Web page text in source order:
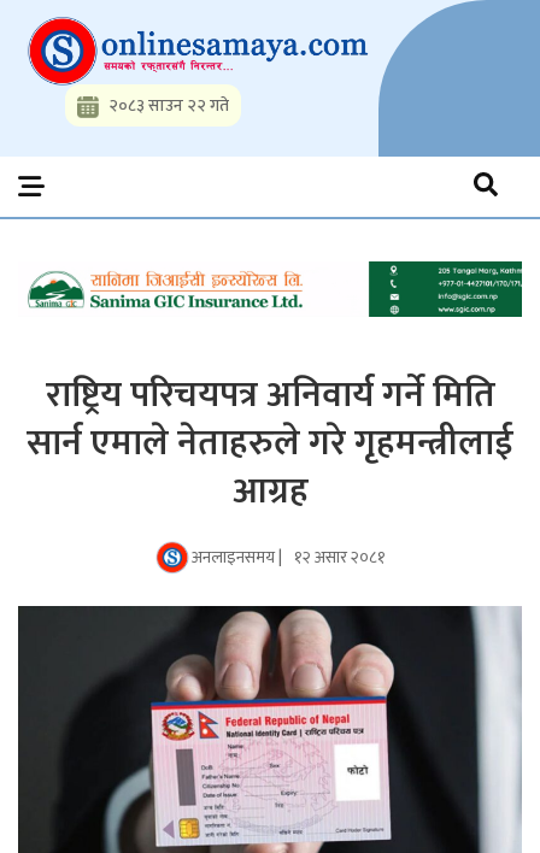
content
Onlinesamaya.com
Nepal News Portal, Business, Hot News, Interview, Opinions,
Politics, Science, Technology, Social, Media, Sports, Youth, Model
Watch, Movies
२०८३ साउन २२ गते
राष्ट्रिय परिचयपत्र अनिवार्य गर्ने मिति
सार्न एमाले नेताहरुले गरे गृहमन्त्रीलाई
आग्रह
अनलाइनसमय | १२ असार २०८१